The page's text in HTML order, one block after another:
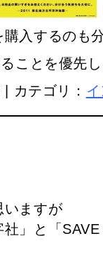
入するのも
ことを優先
カテゴリ：
いますが
社」と「